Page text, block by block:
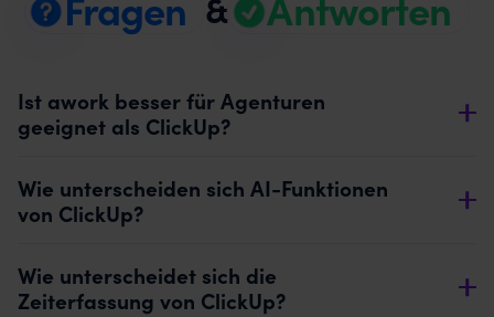
Ist awork besser für Agenturen
geeignet als ClickUp?
Wie unterscheiden sich AI-Funktionen
von ClickUp?
Wie unterscheidet sich die
Zeiterfassung von ClickUp?